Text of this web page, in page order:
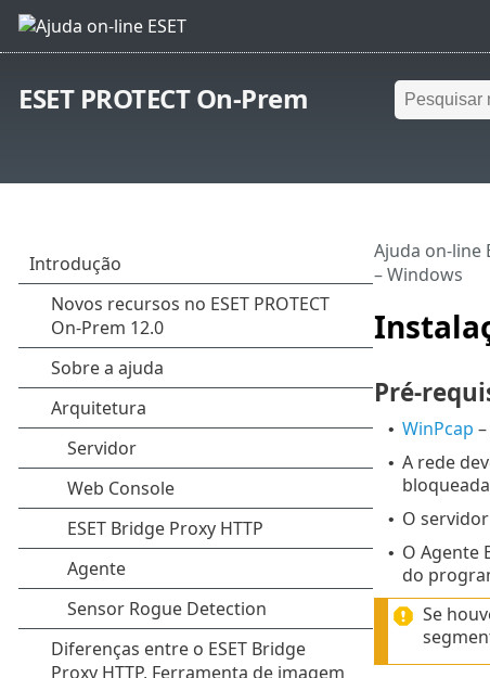
ESET PROTECT On-Prem
Ajuda on-line
– Windows
Pré-
• WinPcap
• A rede
• O servidor
• O Agente
do
Se